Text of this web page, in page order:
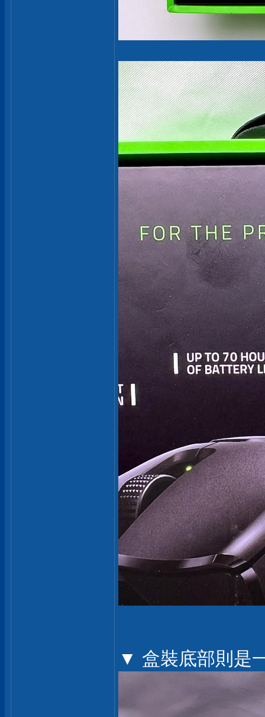
▼ 盒裝底部則是